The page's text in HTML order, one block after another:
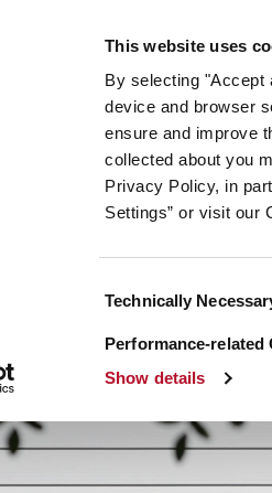
This website uses
By selecting "Accept
device and browser
ensure and improve
collected about you
Privacy Policy, in
Settings” or visit our
Selection
Technically
Performance-related
Show details
Scent & Care